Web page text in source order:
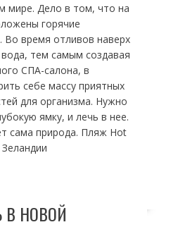
мире. Дело в том, что на
горячие
Во время отливов наверх
тем самым создавая
СПА-салона, в
себе массу приятных
для организма. Нужно
ямку, и лечь в нее.
сама природа. Пляж Hot
НОВОЙ